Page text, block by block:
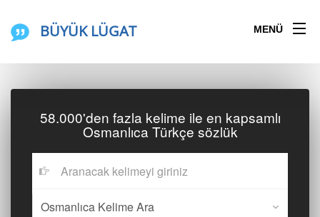
BÜYÜK LÜGAT MENÜ
58.000'den fazla kelime ile en kapsamlı
Osmanlıca Türkçe sözlük